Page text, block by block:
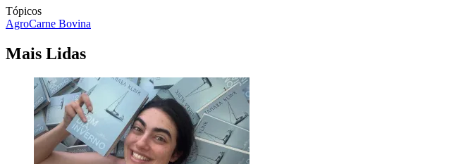
Tópicos
AgroCarne Bovina
Mais Lidas